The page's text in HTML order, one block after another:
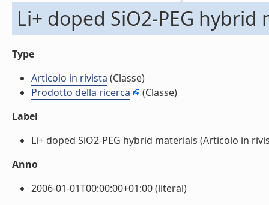
Li+ doped SiO2-PEG
Type
Articolo in rivista (Classe)
Prodotto della ricerca
(Classe)
Label
Li+ doped SiO2-PEG hybrid materials (Articolo in
Anno
2006-01-01T00:00:00+01:00 (literal)